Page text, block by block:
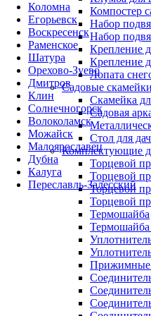
Коломна
Егорьевск
Воскресенск
Раменское
Шатура
Орехово-Зуево
Дмитров
Клин
Солнечногорск
Волоколамск
Можайск
Малоярославец
Дубна
Калуга
Переславль-Залесский
Компостер
Набор
Набор
Крепление
Крепление
Лопата
Садовые
Скамейка
Садовая
Стол для
Комплектующие
Торцевой
Торцевой
Торцевой
Торцевой
Термошайба
Термошайба
Прижимные